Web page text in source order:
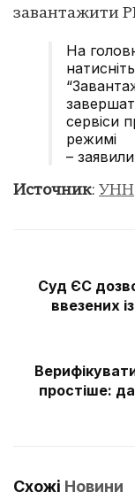
завантажити
На
сервіси
режимі
–
Источник: УНН
Суд ЄС
ввезених
простіше:
Схожі Новини